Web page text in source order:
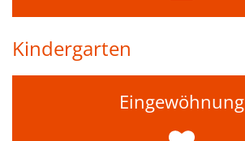
Kindergarten
Eingewöhnung